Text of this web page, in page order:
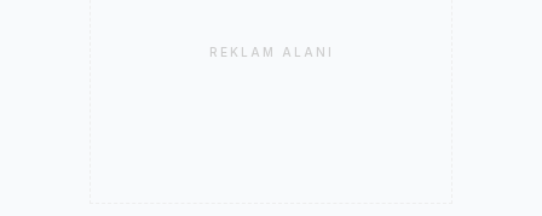
REKLAM ALANI